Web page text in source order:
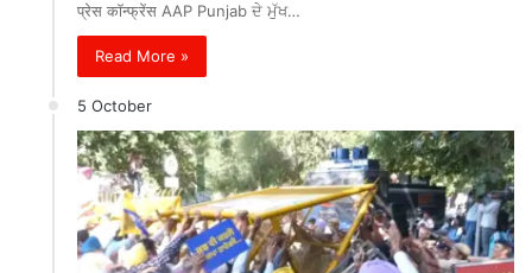
प्रेस कॉन्फ्रेंस AAP Punjab ਦੇ ਮੁੱਖ…
Read More »
5 October